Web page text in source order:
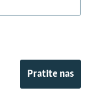
Pratite nas